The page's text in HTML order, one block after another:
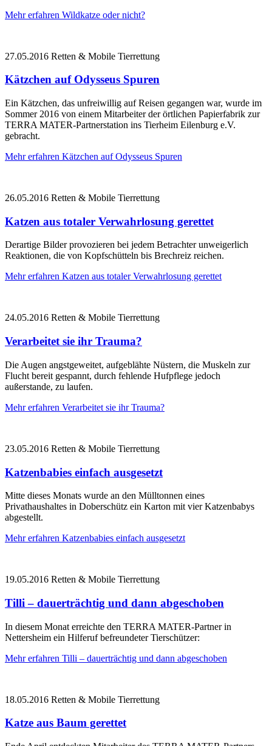
Mehr erfahren Wildkatze oder nicht?
27.05.2016 Retten & Mobile Tierrettung
Kätzchen auf Odysseus Spuren
Ein Kätzchen, das unfreiwillig auf Reisen gegangen war, wurde im
Sommer 2016 von einem Mitarbeiter der örtlichen Papierfabrik zur
TERRA MATER-Partnerstation ins Tierheim Eilenburg e.V.
gebracht.
Mehr erfahren Kätzchen auf Odysseus Spuren
26.05.2016 Retten & Mobile Tierrettung
Katzen aus totaler Verwahrlosung gerettet
Derartige Bilder provozieren bei jedem Betrachter unweigerlich
Reaktionen, die von Kopfschütteln bis Brechreiz reichen.
Mehr erfahren Katzen aus totaler Verwahrlosung gerettet
24.05.2016 Retten & Mobile Tierrettung
Verarbeitet sie ihr Trauma?
Die Augen angstgeweitet, aufgeblähte Nüstern, die Muskeln zur
Flucht bereit gespannt, durch fehlende Hufpflege jedoch
außerstande, zu laufen.
Mehr erfahren Verarbeitet sie ihr Trauma?
23.05.2016 Retten & Mobile Tierrettung
Katzenbabies einfach ausgesetzt
Mitte dieses Monats wurde an den Mülltonnen eines
Privathaushaltes in Doberschütz ein Karton mit vier Katzenbabys
abgestellt.
Mehr erfahren Katzenbabies einfach ausgesetzt
19.05.2016 Retten & Mobile Tierrettung
Tilli – dauerträchtig und dann abgeschoben
In diesem Monat erreichte den TERRA MATER-Partner in
Nettersheim ein Hilferuf befreundeter Tierschützer:
Mehr erfahren Tilli – dauerträchtig und dann abgeschoben
18.05.2016 Retten & Mobile Tierrettung
Katze aus Baum gerettet